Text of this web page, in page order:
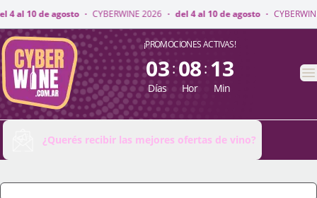
2026 · del 4 al 10 de agosto · CYBERWINE 2026 · del 4 al 10 de agosto
CyberWine ¡PROMOCIONES ACTIVAS!
03
Días
: 08
Hor
: 13
Min
¿Querés recibir las mejores ofertas de vino?